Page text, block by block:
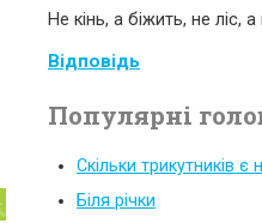
Не кінь, а біжить, не ліс,
Відповідь
Популярні
Скільки трикутників
Біля річки